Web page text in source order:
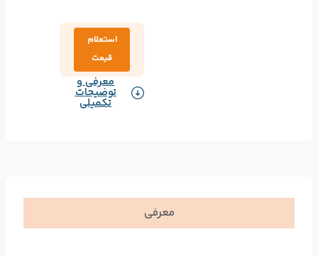
استعلام
قیمت
معرفی و
توضیحات
تکمیلی
معرفی